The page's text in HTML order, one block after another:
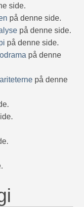
side.
på denne side.
på denne side.
på denne side.
på denne
på denne